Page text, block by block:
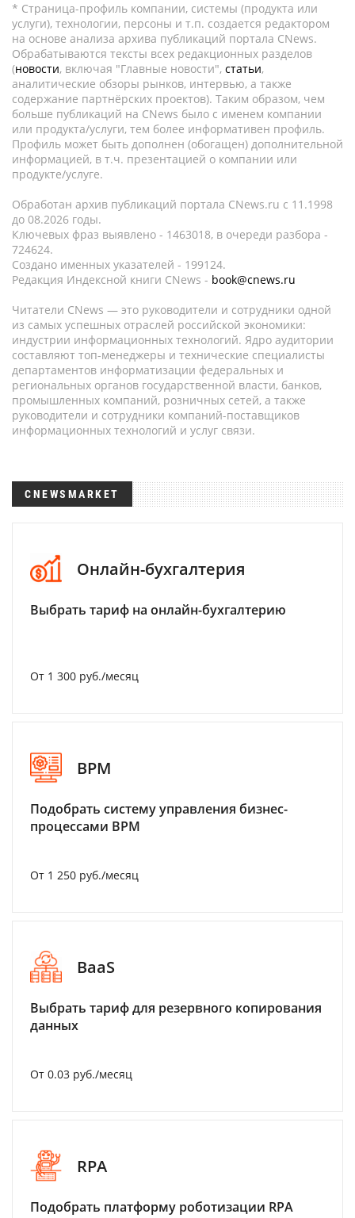
* Страница-профиль компании, системы (продукта или
услуги), технологии, персоны и т.п. создается редактором
на основе анализа архива публикаций портала CNews.
Обрабатываются тексты всех редакционных разделов
(новости, включая "Главные новости", статьи,
аналитические обзоры рынков, интервью, а также
содержание партнёрских проектов). Таким образом, чем
больше публикаций на CNews было с именем компании
или продукта/услуги, тем более информативен профиль.
Профиль может быть дополнен (обогащен) дополнительной
информацией, в т.ч. презентацией о компании или
продукте/услуге.
Обработан архив публикаций портала CNews.ru c 11.1998
до 08.2026 годы.
Ключевых фраз выявлено - 1463018, в очереди разбора -
724624.
Создано именных указателей - 199124.
Редакция Индексной книги CNews - book@cnews.ru
Читатели CNews — это руководители и сотрудники одной
из самых успешных отраслей российской экономики:
индустрии информационных технологий. Ядро аудитории
составляют топ-менеджеры и технические специалисты
департаментов информатизации федеральных и
региональных органов государственной власти, банков,
промышленных компаний, розничных сетей, а также
руководители и сотрудники компаний-поставщиков
информационных технологий и услуг связи.
CNEWSMARKET
Онлайн-бухгалтерия
Выбрать тариф на онлайн-бухгалтерию
От 1 300 руб./месяц
BPM
Подобрать систему управления бизнес-
процессами BPM
От 1 250 руб./месяц
BaaS
Выбрать тариф для резервного копирования
данных
От 0.03 руб./месяц
RPA
Подобрать платформу роботизации RPA